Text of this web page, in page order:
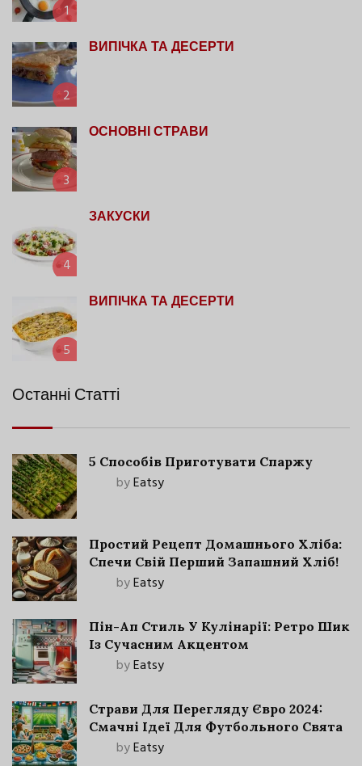
1
2
ВИПІЧКА ТА ДЕСЕРТИ
3
ОСНОВНІ СТРАВИ
4
ЗАКУСКИ
5
ВИПІЧКА ТА ДЕСЕРТИ
Останні Статті
5 Способів Приготувати Спаржу
byEatsy
Простий Рецепт Домашнього Хліба:
Спечи Свій Перший Запашний Хліб!
byEatsy
Пін-Ап Стиль У Кулінарії: Ретро Шик
Із Сучасним Акцентом
byEatsy
Страви Для Перегляду Євро 2024:
Смачні Ідеї Для Футбольного Свята
byEatsy